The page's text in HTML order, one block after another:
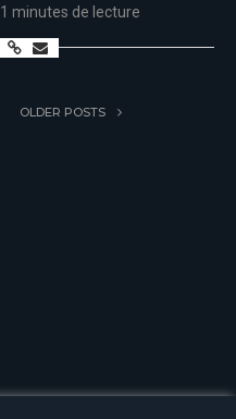
1 minutes de lecture
OLDER POSTS